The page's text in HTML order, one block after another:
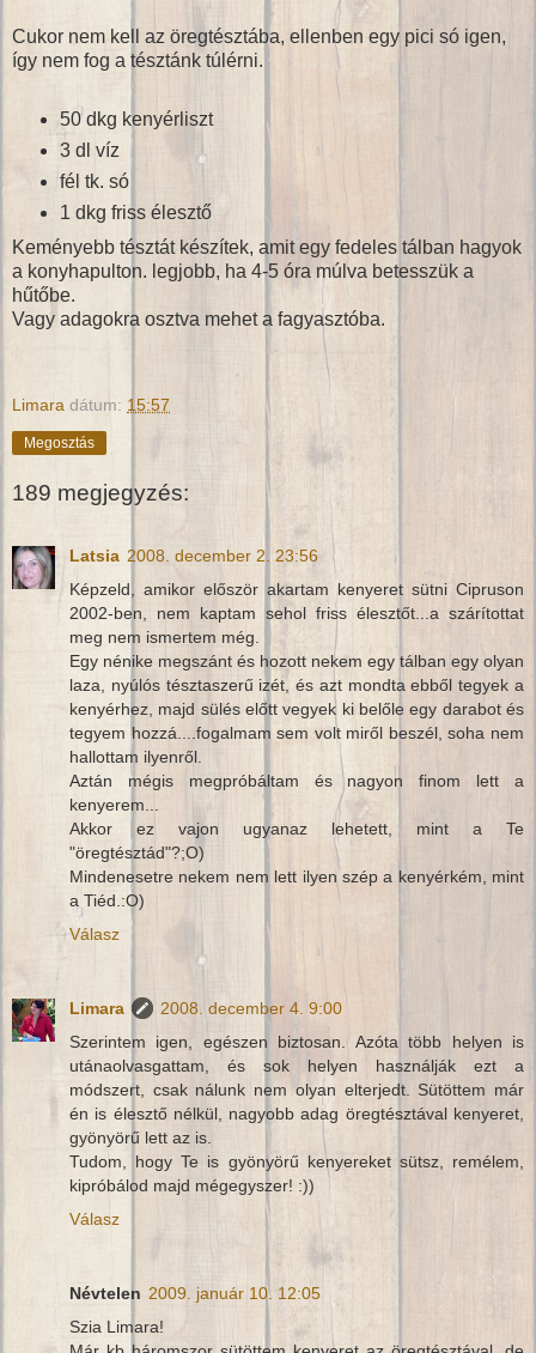
Cukor nem kell az öregtésztába, ellenben egy pici só igen,
így nem fog a tésztánk túlérni.
50 dkg kenyérliszt
3 dl víz
fél tk. só
1 dkg friss élesztő
Keményebb tésztát készítek, amit egy fedeles tálban hagyok
a konyhapulton. legjobb, ha 4-5 óra múlva betesszük a
hűtőbe.
Vagy adagokra osztva mehet a fagyasztóba.
Limara dátum: 15:57
Megosztás
189 megjegyzés:
Latsia 2008. december 2. 23:56
Képzeld, amikor először akartam kenyeret sütni Cipruson
2002-ben, nem kaptam sehol friss élesztőt...a szárítottat
meg nem ismertem még.
Egy nénike megszánt és hozott nekem egy tálban egy olyan
laza, nyúlós tésztaszerű izét, és azt mondta ebből tegyek a
kenyérhez, majd sülés előtt vegyek ki belőle egy darabot és
tegyem hozzá....fogalmam sem volt miről beszél, soha nem
hallottam ilyenről.
Aztán mégis megpróbáltam és nagyon finom lett a
kenyerem...
Akkor ez vajon ugyanaz lehetett, mint a Te
"öregtésztád"?;O)
Mindenesetre nekem nem lett ilyen szép a kenyérkém, mint
a Tiéd.:O)
Válasz
Limara
2008. december 4. 9:00
Szerintem igen, egészen biztosan. Azóta több helyen is
utánaolvasgattam, és sok helyen használják ezt a
módszert, csak nálunk nem olyan elterjedt. Sütöttem már
én is élesztő nélkül, nagyobb adag öregtésztával kenyeret,
gyönyörű lett az is.
Tudom, hogy Te is gyönyörű kenyereket sütsz, remélem,
kipróbálod majd mégegyszer! :))
Válasz
Névtelen 2009. január 10. 12:05
Szia Limara!